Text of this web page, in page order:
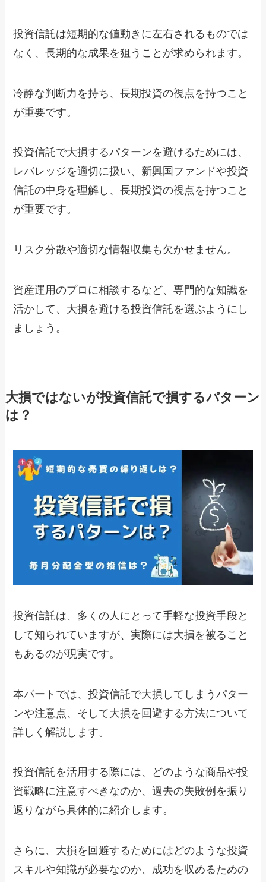
投資信託は短期的な値動きに左右されるものでは
なく、長期的な成果を狙うことが求められます。
冷静な判断力を持ち、長期投資の視点を持つこと
が重要です。
投資信託で大損するパターンを避けるためには、
レバレッジを適切に扱い、新興国ファンドや投資
信託の中身を理解し、長期投資の視点を持つこと
が重要です。
リスク分散や適切な情報収集も欠かせません。
資産運用のプロに相談するなど、専門的な知識を
活かして、大損を避ける投資信託を選ぶようにし
ましょう。
大損ではないが投資信託で損するパターン
は？
投資信託は、多くの人にとって手軽な投資手段と
して知られていますが、実際には大損を被ること
もあるのが現実です。
本パートでは、投資信託で大損してしまうパター
ンや注意点、そして大損を回避する方法について
詳しく解説します。
投資信託を活用する際には、どのような商品や投
資戦略に注意すべきなのか、過去の失敗例を振り
返りながら具体的に紹介します。
さらに、大損を回避するためにはどのような投資
スキルや知識が必要なのか、成功を収めるための